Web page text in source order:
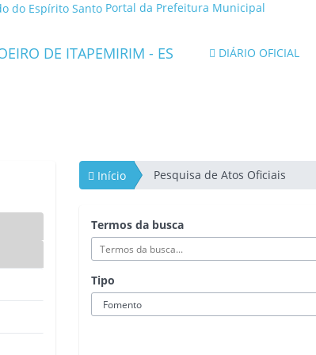
Link
Portal
Santo
Portal da Prefeitura Municipal
DIÁRIO OFICIAL
Início Pesquisa de Atos Oficiais
Termos da busca
Tipo